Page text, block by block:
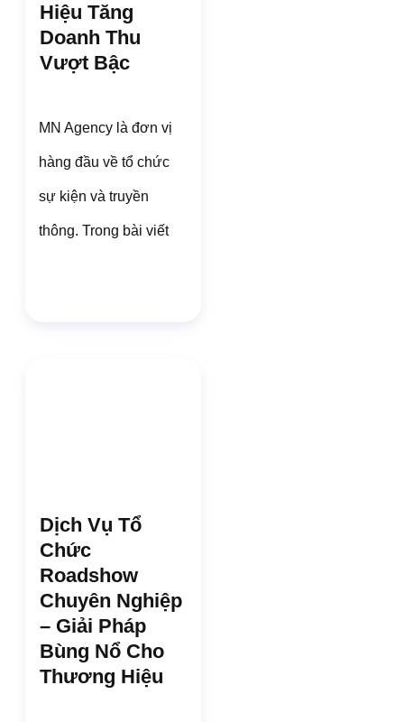
Hiệu Tăng
Doanh Thu
Vượt Bậc
MN Agency là đơn vị
hàng đầu về tổ chức
sự kiện và truyền
thông. Trong bài viết
Dịch Vụ Tổ
Chức
Roadshow
Chuyên Nghiệp
– Giải Pháp
Bùng Nổ Cho
Thương Hiệu